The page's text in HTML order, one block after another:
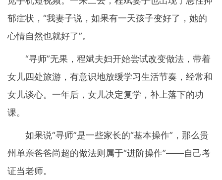
郁症状，“我妻子说，如果有一天孩子变好了，她的
心情自然也就好了”。
“寻师”无果，程斌夫妇开始尝试改变做法，带着
女儿四处旅游，有意识地放缓学习生活节奏，经常和
女儿谈心。一年后，女儿决定复学，补上落下的功
课。
如果说“寻师”是一些家长的“基本操作”，那么贵
州单亲爸爸尚超的做法则属于“进阶操作”——自己考
证当老师。